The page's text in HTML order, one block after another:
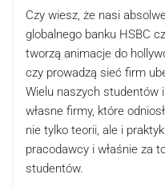
Czy wiesz, że nasi
globalnego banku HSBC
tworzą animacje do
czy prowadzą sieć firm
Wielu naszych studentów
własne firmy, które
nie tylko teorii, ale i
pracodawcy i właśnie za
studentów.